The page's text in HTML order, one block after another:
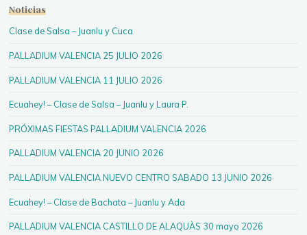
Noticias
Clase de Salsa – Juanlu y Cuca
PALLADIUM VALENCIA 25 JULIO 2026
PALLADIUM VALENCIA 11 JULIO 2026
Ecuahey! – Clase de Salsa – Juanlu y Laura P.
PRÓXIMAS FIESTAS PALLADIUM VALENCIA 2026
PALLADIUM VALENCIA 20 JUNIO 2026
PALLADIUM VALENCIA NUEVO CENTRO SABADO 13 JUNIO 2026
Ecuahey! – Clase de Bachata – Juanlu y Ada
PALLADIUM VALENCIA CASTILLO DE ALAQUÀS 30 mayo 2026